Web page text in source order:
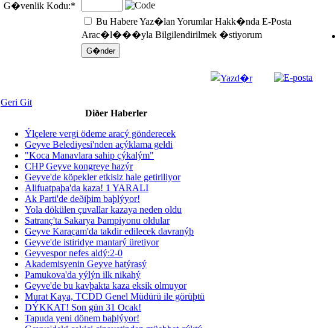
G�venlik Kodu:*
Bu Habere Yaz�lan Yorumlar Hakk�nda E-Posta
Arac�l���yla Bilgilendirilmek �stiyorum
Geri Git
Diðer Haberler
Ýlçelere vergi ödeme aracý gönderecek
Geyve Belediyesi'nden açýklama geldi
"Koca Manavlara sahip çýkalým"
CHP Geyve kongreye hazýr
Geyve'de köpekler etkisiz hale getiriliyor
Alifuatpaþa'da kaza! 1 YARALI
Ak Parti'de deðiþim baþlýyor!
Yola dökülen çuvallar kazaya neden oldu
Satranç'ta Sakarya Þampiyonu oldular
Geyve Karaçam'da takdir edilecek davranýþ
Geyve'de istiridye mantarý üretiyor
Geyvespor nefes aldý:2-0
Akademisyenin Geyve hatýrasý
Pamukova'da yýlýn ilk nikahý
Geyve'de bu kavþakta kaza eksik olmuyor
Murat Kaya, TCDD Genel Müdürü ile görüþtü
DÝKKAT! Son gün 31 Ocak!
Tapuda yeni dönem baþlýyor!